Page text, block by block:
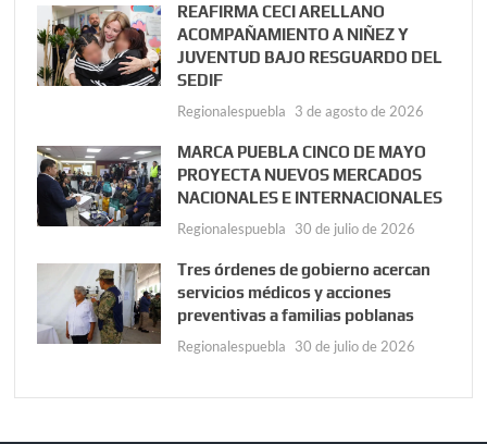
REAFIRMA CECI ARELLANO
ACOMPAÑAMIENTO A NIÑEZ Y
JUVENTUD BAJO RESGUARDO DEL
SEDIF
Regionalespuebla 3 de agosto de 2026
MARCA PUEBLA CINCO DE MAYO
PROYECTA NUEVOS MERCADOS
NACIONALES E INTERNACIONALES
Regionalespuebla 30 de julio de 2026
Tres órdenes de gobierno acercan
servicios médicos y acciones
preventivas a familias poblanas
Regionalespuebla 30 de julio de 2026